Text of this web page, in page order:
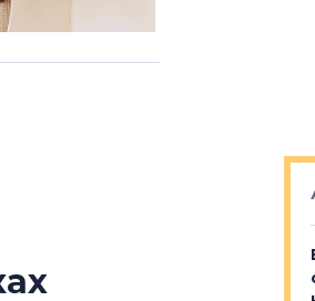
от эпохи фальш-панелей